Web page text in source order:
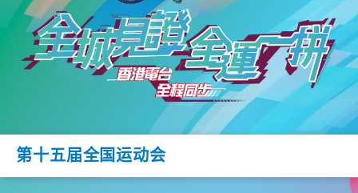
第十五届全国运动会